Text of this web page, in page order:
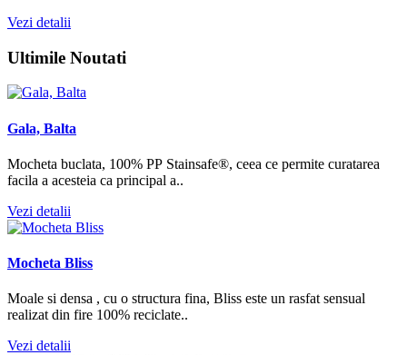
Vezi detalii
Ultimile Noutati
Gala, Balta
Mocheta buclata, 100% PP Stainsafe®, ceea ce permite curatarea
facila a acesteia ca principal a..
Vezi detalii
Mocheta Bliss
Moale si densa , cu o structura fina, Bliss este un rasfat sensual
realizat din fire 100% reciclate..
Vezi detalii